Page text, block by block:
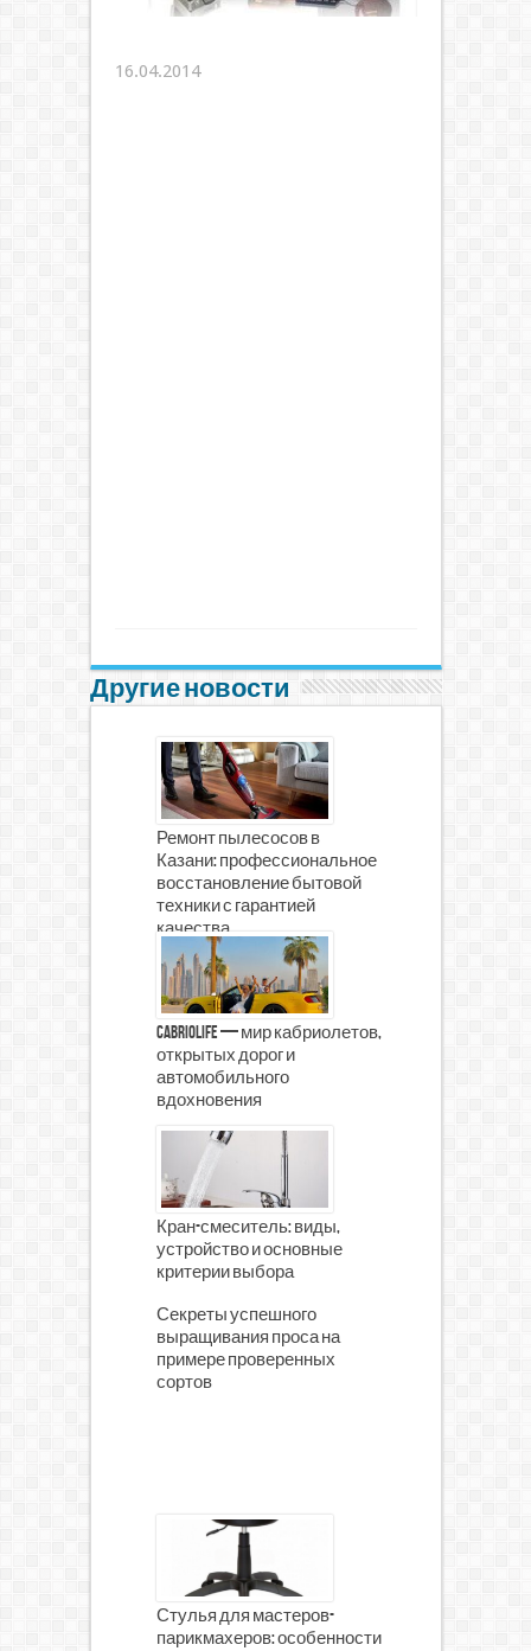
16.04.2014
Другие новости
Ремонт пылесосов в
Казани: профессиональное
восстановление бытовой
техники с гарантией
качества
CabrioLife — мир кабриолетов,
открытых дорог и
автомобильного
вдохновения
Кран-смеситель: виды,
устройство и основные
критерии выбора
Секреты успешного
выращивания проса на
примере проверенных
сортов
Стулья для мастеров-
парикмахеров: особенности